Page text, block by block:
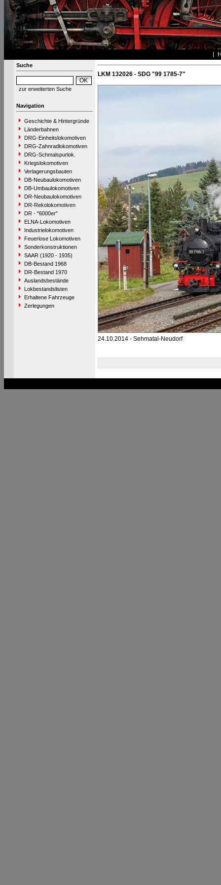
Suche
zur erweiterten Suche
Navigation
Geschichte & Hintergründe
Länderbahnen
DRG-Einheitslokomotiven
DRG-Zahnradlokomotiven
DRG-Schmalspurlok.
Kriegslokomotiven
Verlagerungsbauten
DB-Neubaulokomotiven
DB-Umbaulokomotiven
DR-Neubaulokomotiven
DR-Rekolokomotiven
DR - "6000er"
ELNA-Lokomotiven
Industrielokomotiven
Feuerlose Lokomotiven
Sonderkonstruktionen
SAAR (1920 - 1935)
DB-Bestand 1968
DR-Bestand 1970
Auslandsbestände
Lokbestandslisten
Erhaltene Fahrzeuge
Zerlegungen
LKM 132026 - SDG "99 1785-7"
24.10.2014 - Sehmatal-Neudorf